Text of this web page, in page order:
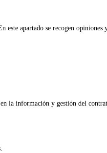
apartado se recogen opiniones
la información y gestión del